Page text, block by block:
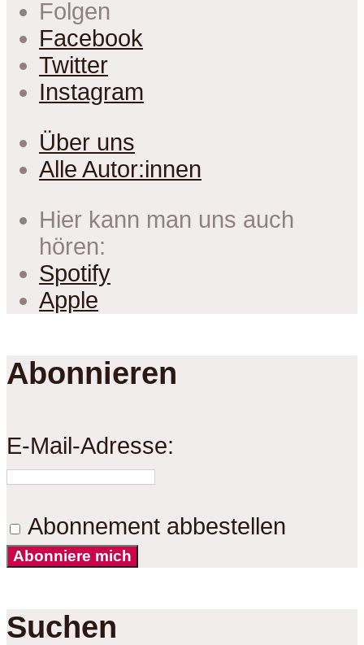
Folgen
Facebook
Twitter
Instagram
Über uns
Alle Autor:innen
Hier kann man uns auch
hören:
Spotify
Apple
Abonnieren
E-Mail-Adresse:
Abonnement abbestellen
Abonniere mich
Suchen